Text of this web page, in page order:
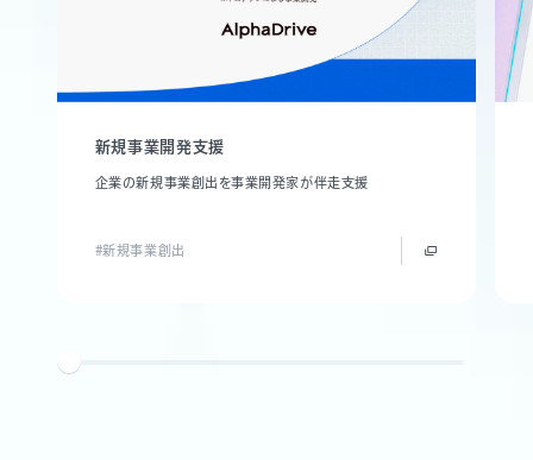
新規事業開発支援
企業の新規事業創出を事業開発家が伴走支援
#新規事業創出